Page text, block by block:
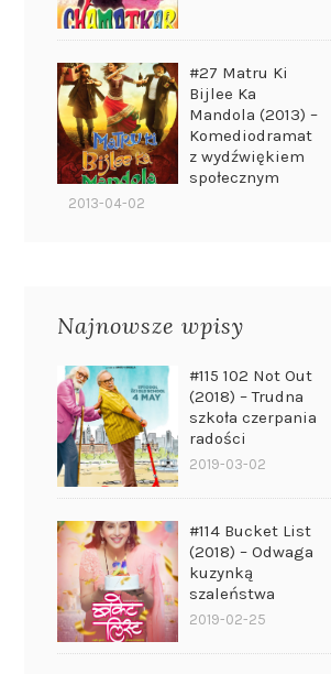
#27 Matru Ki
Bijlee Ka
Mandola (2013) –
Komediodramat
z wydźwiękiem
społecznym
2013-04-02
Najnowsze wpisy
#115 102 Not Out
(2018) – Trudna
szkoła czerpania
radości
2019-03-02
#114 Bucket List
(2018) – Odwaga
kuzynką
szaleństwa
2019-02-25